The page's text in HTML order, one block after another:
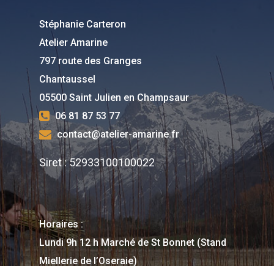
Stéphanie Carteron
Atelier Amarine
797 route des Granges
Chantaussel
05500 Saint Julien en Champsaur
06 81 87 53 77
contact@atelier-amarine.fr
Siret : 52933100100022
Horaires :
Lundi 9h 12 h Marché de St Bonnet (Stand
Miellerie de l’Oseraie)